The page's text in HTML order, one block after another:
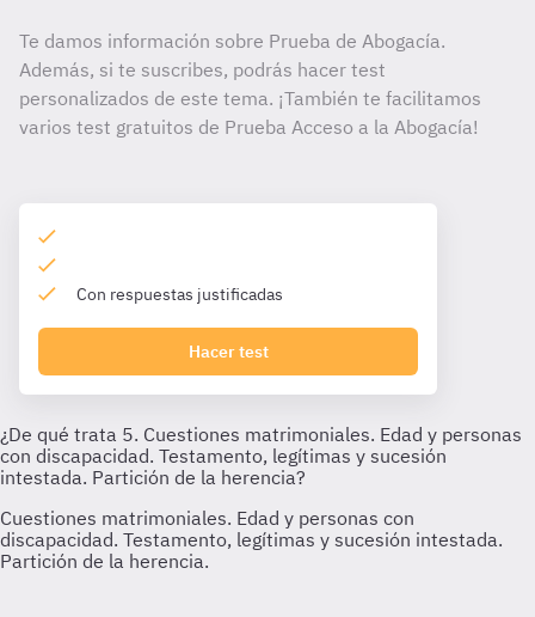
Te damos información sobre Prueba de Abogacía.
Además, si te suscribes, podrás hacer test
personalizados de este tema. ¡También te facilitamos
varios test gratuitos de Prueba Acceso a la Abogacía!
Con respuestas justificadas
Hacer test